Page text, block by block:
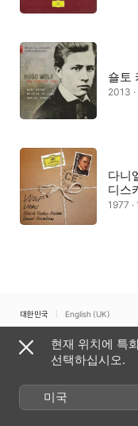
숄토
2013 ·
다니
디스
1977 ·
대한민국 English (UK)
Copyright © 2026 Apple Inc.
인터넷 서비스 약관
Apple
현재 위치에 특
선택하십시오.
미국